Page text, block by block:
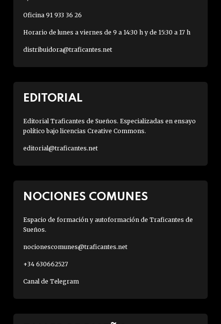
Oficina 91 933 36 26
Horario de lunes a viernes de 9 a 14:30 h y de 15:30 a 17 h
distribuidora@traficantes.net
EDITORIAL
Editorial Traficantes de Sueños. Especializadas en ensayo
político bajo licencias Creative Commons.
editorial@traficantes.net
NOCIONES COMUNES
Espacio de formación y autoformación de Traficantes de
Sueños.
nocionescomunes@traficantes.net
+34 630662527
Canal de Telegram